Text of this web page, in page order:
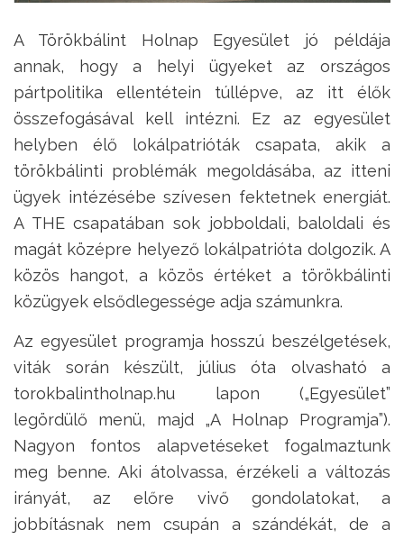
A Törökbálint Holnap Egyesület jó példája
annak, hogy a helyi ügyeket az országos
pártpolitika ellentétein túllépve, az itt élők
összefogásával kell intézni. Ez az egyesület
helyben élő lokálpatrióták csapata, akik a
törökbálinti problémák megoldásába, az itteni
ügyek intézésébe szívesen fektetnek energiát.
A THE csapatában sok jobboldali, baloldali és
magát középre helyező lokálpatrióta dolgozik. A
közös hangot, a közös értéket a törökbálinti
közügyek elsődlegessége adja számunkra.
Az egyesület programja hosszú beszélgetések,
viták során készült, július óta olvasható a
torokbalintholnap.hu lapon („Egyesület”
legördülő menü, majd „A Holnap Programja”).
Nagyon fontos alapvetéseket fogalmaztunk
meg benne. Aki átolvassa, érzékeli a változás
irányát, az előre vivő gondolatokat, a
jobbításnak nem csupán a szándékát, de a